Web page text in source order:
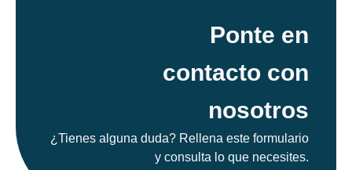
Ponte en
contacto con
nosotros
¿Tienes alguna duda? Rellena este formulario
y consulta lo que necesites.